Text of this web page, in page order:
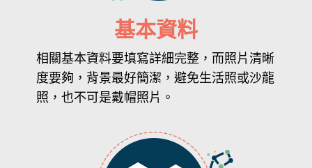
基本資料
相關基本資料要填寫詳細完整，而照片清晰
度要夠，背景最好簡潔，避免生活照或沙龍
照，也不可是戴帽照片。